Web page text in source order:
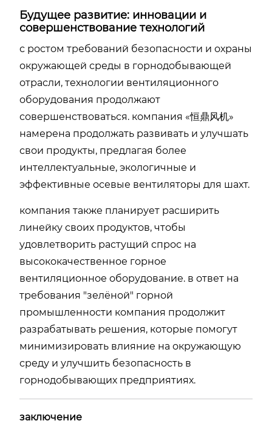
Будущее развитие: инновации и
совершенствование технологий
с ростом требований безопасности и охраны
окружающей среды в горнодобывающей
отрасли, технологии вентиляционного
оборудования продолжают
совершенствоваться. компания «恒鼎风机»
намерена продолжать развивать и улучшать
свои продукты, предлагая более
интеллектуальные, экологичные и
эффективные осевые вентиляторы для шахт.
компания также планирует расширить
линейку своих продуктов, чтобы
удовлетворить растущий спрос на
высококачественное горное
вентиляционное оборудование. в ответ на
требования "зелёной" горной
промышленности компания продолжит
разрабатывать решения, которые помогут
минимизировать влияние на окружающую
среду и улучшить безопасность в
горнодобывающих предприятиях.
заключение